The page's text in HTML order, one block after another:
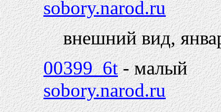
sobory.narod.ru
внешний вид,
00399_6t- малый
sobory.narod.ru